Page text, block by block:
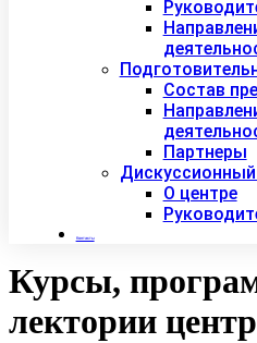
Состав
Партнеры
Дискуссионный
О центре
Контакты
Курсы,
лектории